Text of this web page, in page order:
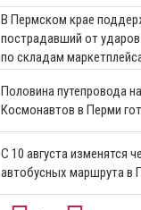
​В Пермском крае
пострадавший от
по складам
​Половина путепровода
Космонавтов в Перми
​С 10 августа изменятся
автобусных маршрута в